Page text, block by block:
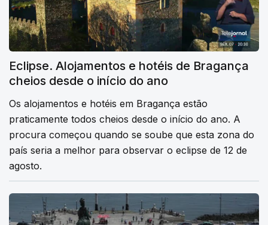
Eclipse. Alojamentos e hotéis de Bragança
cheios desde o início do ano
Os alojamentos e hotéis em Bragança estão
praticamente todos cheios desde o início do ano. A
procura começou quando se soube que esta zona do
país seria a melhor para observar o eclipse de 12 de
agosto.